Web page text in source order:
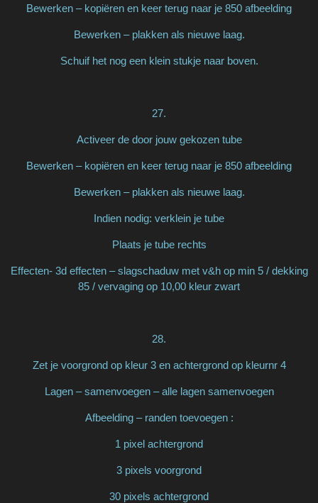
Bewerken – kopiëren en keer terug naar je 850 afbeelding
Bewerken – plakken als nieuwe laag.
Schuif het nog een klein stukje naar boven.
27.
Activeer de door jouw gekozen tube
Bewerken – kopiëren en keer terug naar je 850 afbeelding
Bewerken – plakken als nieuwe laag.
Indien nodig: verklein je tube
Plaats je tube rechts
Effecten- 3d effecten – slagschaduw met v&h op min 5 / dekking
85 / vervaging op 10,00 kleur zwart
28.
Zet je voorgrond op kleur 3 en achtergrond op kleurnr 4
Lagen – samenvoegen – alle lagen samenvoegen
Afbeelding – randen toevoegen :
1 pixel achtergrond
3 pixels voorgrond
30 pixels achtergrond